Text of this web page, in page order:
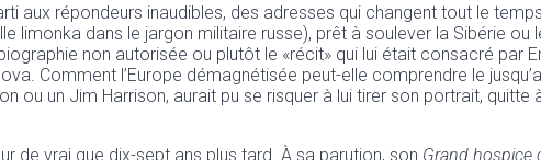
aux répondeurs inaudibles, des adresses qui changent tout le
limonka dans le jargon militaire russe), prêt à soulever la Sibérie ou
non autorisée ou plutôt le «récit» qui lui était consacré par
Comment l’Europe démagnétisée peut-elle comprendre le
ou un Jim Harrison, aurait pu se risquer à lui tirer son portrait, quitte
de vrai que dix-sept ans plus tard. À sa parution, son Grand hospice